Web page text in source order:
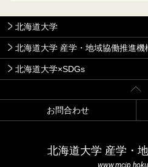
北海道大学
北海道大学 産学・地域協働推進機
北海道大学×SDGs
お問合わせ
北海道⼤学 産学・